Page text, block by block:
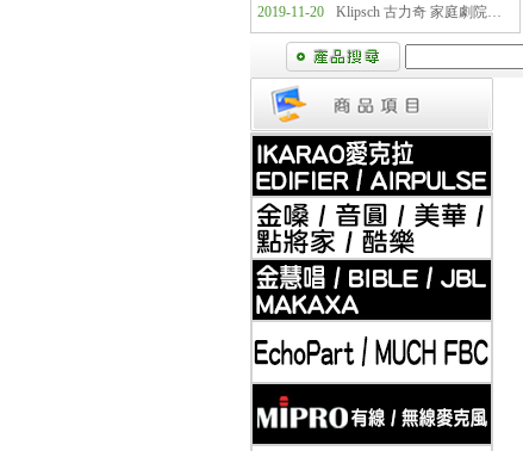
2019-11-20 Klipsch 古力奇 家庭劇院套組2 安裝實例
2019-11-20 Klipsch 古力奇 家庭劇院套組3 安裝實例